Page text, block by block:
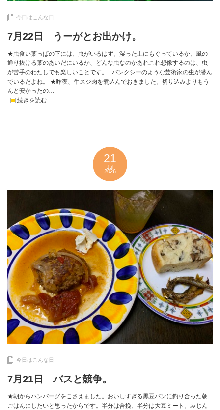
今日はこんな日
7月22日 うーがとお出かけ。
★虫食い葉っぱの下には、虫がいるはず。湿った土にもぐっているか、風の
通り抜ける葉のあいだにいるか、どんな虫なのかあれこれ想像するのは、虫
が苦手のわたしでも楽しいことです。 バンクシーのような芸術家の虫が潜ん
でいるだよね。 ★昨夜、牛スジ肉を煮込んでおきました。切り込みよりもう
んと安かったの…
続きを読む
21
Jul
2026
今日はこんな日
7月21日 バスと競争。
★朝からハンバーグをこさえました。おいしすぎる黒豆パンに釣り合った朝
ごはんにしたいと思ったからです。半分は合挽、半分は大豆ミート。みじん